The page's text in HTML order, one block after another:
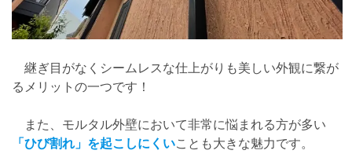
継ぎ目がなくシームレスな仕上がりも美しい外観に繋が
るメリットの一つです！
また、モルタル外壁において非常に悩まれる方が多い
「ひび割れ」を起こしにくいことも大きな魅力です。